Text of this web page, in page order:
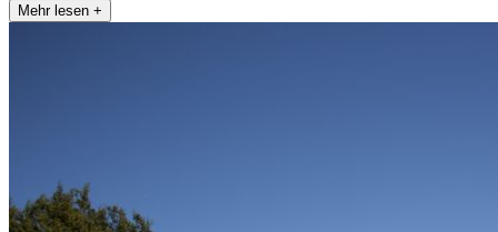
Mehr lesen +